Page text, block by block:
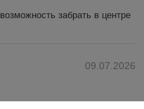
забрать в центре
09.07.2026